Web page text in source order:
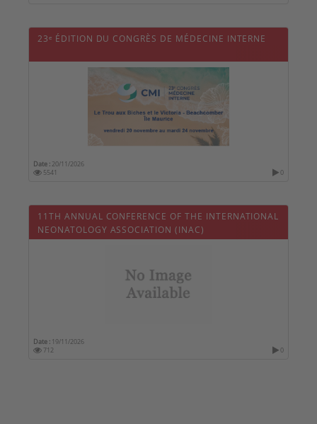
23ᵉ ÉDITION DU CONGRÈS DE MÉDECINE INTERNE
Date : 20/11/2026
5541
0
11TH ANNUAL CONFERENCE OF THE INTERNATIONAL
NEONATOLOGY ASSOCIATION (INAC)
Date : 19/11/2026
712
0